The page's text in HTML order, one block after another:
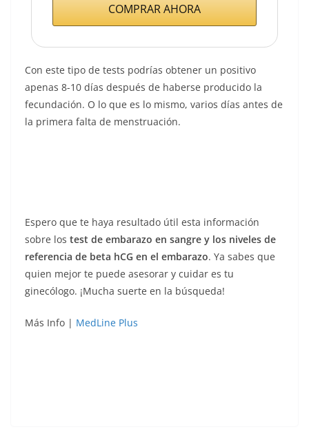
COMPRAR AHORA
Con este tipo de tests podrías obtener un positivo
apenas 8-10 días después de haberse producido la
fecundación. O lo que es lo mismo, varios días antes de
la primera falta de menstruación.
Espero que te haya resultado útil esta información
sobre los test de embarazo en sangre y los niveles de
referencia de beta hCG en el embarazo. Ya sabes que
quien mejor te puede asesorar y cuidar es tu
ginecólogo. ¡Mucha suerte en la búsqueda!
Más Info | MedLine Plus